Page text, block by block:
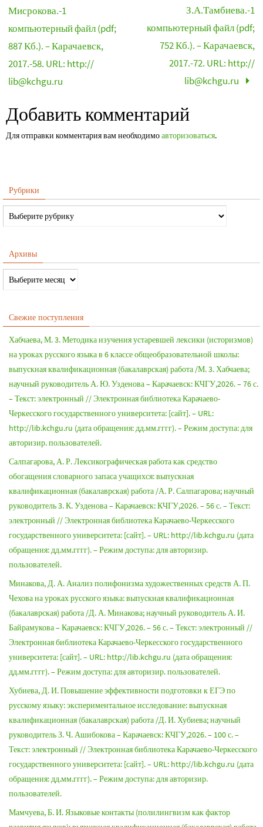
Мисрокова.-1
компьютерный файл (pdf;
887 Кб.). – Карачаевск,
2017.-58. URL: http://
lib@kchgu.ru
З.А.Тамбиева.-1
компьютерный файл (pdf;
752 Кб.). – Карачаевск,
2017.-72. URL: http://
lib@kchgu.ru
Добавить комментарий
Для отправки комментария вам необходимоавторизоваться.
Рубрики
Архивы
Свежие поступления
Хабчаева, М. 3. Методика изучения устаревшей лексики (историзмов)
на уроках русского языка в 6 классе общеобразовательной школы:
выпускная квалификационная (бакалаврская) работа /М. 3. Хабчаева;
научный руководитель А. Ю. Узденова – Карачаевск: КЧГУ,2026. – 76 с.
– Текст: электронный // Электронная библиотека Карачаево-
Черкесского государственного университета: [сайт]. – URL:
http://lib.kchgu.ru (дата обращения: дд.мм.гггг). – Режим доступа: для
авторизир. пользователей.
Салпагарова, А. Р. Лексикографическая работа как средство
обогащения словарного запаса учащихся: выпускная
квалификационная (бакалаврская) работа /А. Р. Салпагарова; научный
руководитель 3. К. Узденова – Карачаевск: КЧГУ,2026. – 56 с. – Текст:
электронный // Электронная библиотека Карачаево-Черкесского
государственного университета: [сайт]. – URL: http://lib.kchgu.ru (дата
обращения: дд.мм.гггг). – Режим доступа: для авторизир.
пользователей.
Минакова, Д. А. Анализ полифонизма художественных средств А. П.
Чехова на уроках русского языка: выпускная квалификационная
(бакалаврская) работа /Д. А. Минакова; научный руководитель А. И.
Байрамукова – Карачаевск: КЧГУ,2026. – 56 с. – Текст: электронный //
Электронная библиотека Карачаево-Черкесского государственного
университета: [сайт]. – URL: http://lib.kchgu.ru (дата обращения:
дд.мм.гггг). – Режим доступа: для авторизир. пользователей.
Хубиева, Д. И. Повышение эффективности подготовки к ЕГЭ по
русскому языку: экспериментальное исследование: выпускная
квалификационная (бакалаврская) работа /Д. И. Хубиева; научный
руководитель З. Ч. Ашибокова – Карачаевск: КЧГУ,2026. – 100 с. –
Текст: электронный // Электронная библиотека Карачаево-Черкесского
государственного университета: [сайт]. – URL: http://lib.kchgu.ru (дата
обращения: дд.мм.гггг). – Режим доступа: для авторизир.
пользователей.
Мамчуева, Б. И. Языковые контакты (полилингвизм как фактор